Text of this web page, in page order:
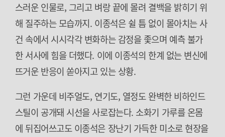
스러운 인물로, 그리고 벼랑 끝에 몰려 결백을 밝히기 위
해 질주하는 모습까지. 이종석은 쉴 틈 없이 몰아치는 사
건 속에서 시시각각 변화하는 감정을 좇으며 예측 불가
한 서사에 힘을 더했다. 이에 이종석의 한계 없는 변신에
뜨거운 반응이 쏟아지고 있는 상황.
그런 가운데 비주얼도, 연기도, 열정도 완벽한 비하인드
스틸이 공개돼 시선을 사로잡는다. 소화기 가루를 온몸
에 뒤집어쓰고도 이종석은 장난기 가득한 미소로 현장을